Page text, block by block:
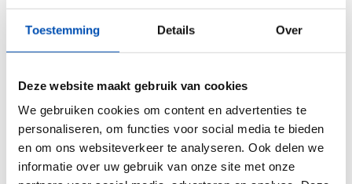
Toestemming Details Over
Deze website maakt gebruik van cookies
We gebruiken cookies om content en advertenties te
personaliseren, om functies voor social media te bieden
en om ons websiteverkeer te analyseren. Ook delen we
informatie over uw gebruik van onze site met onze
– Hoe bepaal je wat voor pensioenregeling past bij
kosten?
– Waarom is het fiscaal interessant om
werknemers pensioen op te laten bouwen via de
werkgever?